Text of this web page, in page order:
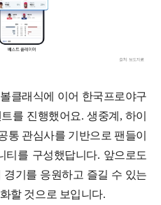
클래식에 이어 한국프로야구
를 진행했어요. 생중계, 하이
통 관심사를 기반으로 팬들이
티를 구성했답니다. 앞으로도
기를 응원하고 즐길 수 있는
할 것으로 보입니다.